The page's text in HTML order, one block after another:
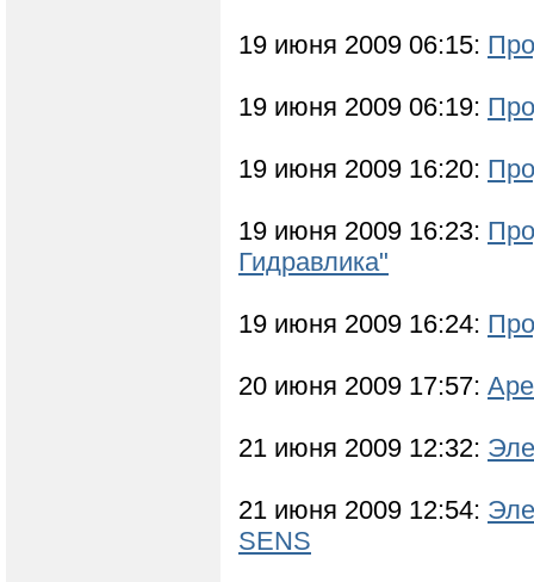
19 июня 2009 06:15:
19 июня 2009 06:19:
19 июня 2009 16:20:
19 июня 2009 16:23:
Гидравлика"
19 июня 2009 16:24:
20 июня 2009 17:57:
21 июня 2009 12:32:
21 июня 2009 12:54:
SENS